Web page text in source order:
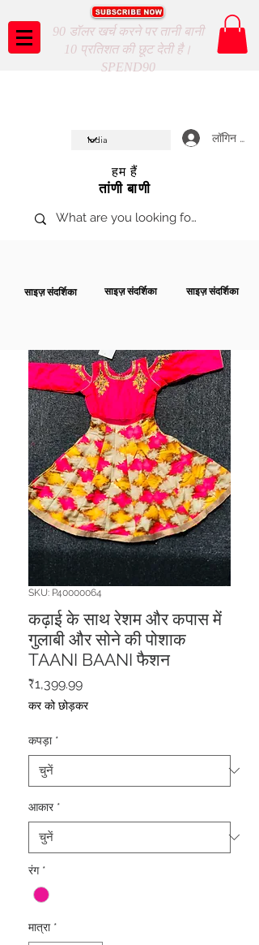
90 डॉलर खर्च करने पर तानी बानी
10 प्रतिशत की छूट देती है।
SPEND90
लॉगिन करें
हम हैं
तांणी बाणी
साइज़ संदर्शिका साइज़ संदर्शिका साइज़ संदर्शिका
SKU: P40000064
कढ़ाई के साथ रेशम और कपास में
गुलाबी और सोने की पोशाक
TAANI BAANI फैशन
₹1,399.99मूल्य
कर को छोड़कर
कपड़ा *
आकार *
रंग *
मात्रा *